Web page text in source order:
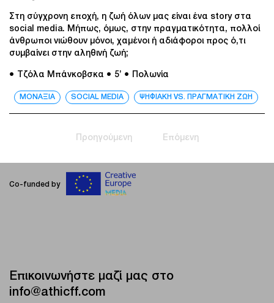
Στη σύγχρονη εποχή, η ζωή όλων μας είναι ένα story στα
social media. Μήπως, όμως, στην πραγματικότητα, πολλοί
άνθρωποι νιώθουν μόνοι, χαμένοι ή αδιάφοροι προς ό,τι
συμβαίνει στην αληθινή ζωή;
● Τζόλα Μπάνκοβσκα ● 5’ ● Πολωνία
ΜΟΝΑΞΙΑ SOCIAL MEDIA ΨΗΦΙΑΚΗ VS. ΠΡΑΓΜΑΤΙΚΗ ΖΩΗ
Προηγούμενη Επόμενη
Co-funded by
Επικοινωνήστε μαζί μας στο
info@athicff.com